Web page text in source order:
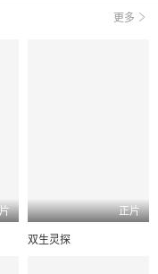
更多
正片
双生灵探